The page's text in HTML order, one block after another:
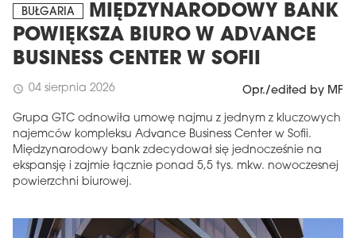
BUŁGARIA
MIĘDZYNARODOWY BANK
POWIĘKSZA BIURO W ADVANCE
BUSINESS CENTER W SOFII
schedule 04 sierpnia 2026 Opr./edited by MF
Grupa GTC odnowiła umowę najmu z jednym z kluczowych
najemców kompleksu Advance Business Center w Sofii.
Międzynarodowy bank zdecydował się jednocześnie na
ekspansję i zajmie łącznie ponad 5,5 tys. mkw. nowoczesnej
powierzchni biurowej.